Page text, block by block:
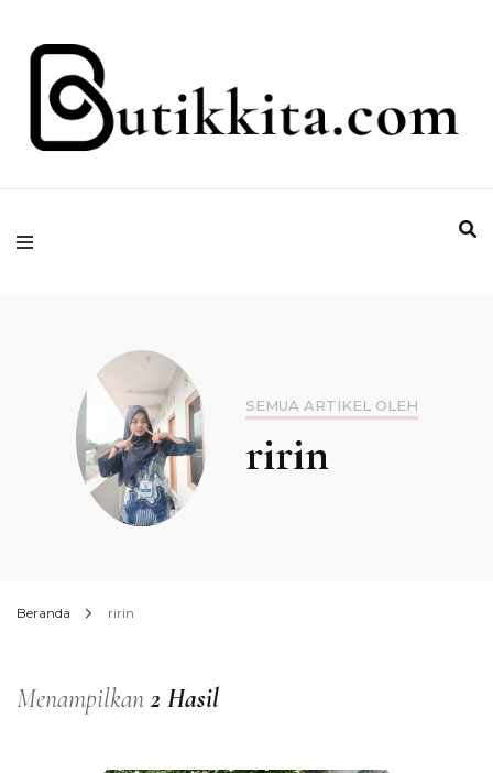
butikkita.com
SEMUA ARTIKEL OLEH
ririn
Beranda ririn
Menampilkan 2 Hasil